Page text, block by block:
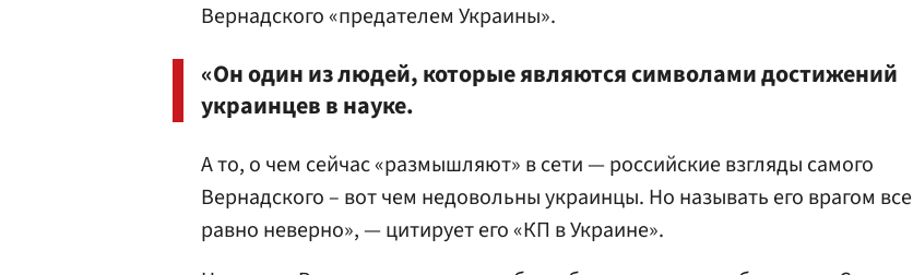
Вернадского «предателем Украины».
«Он один из людей, которые являются символами достижений
украинцев в науке.
А то, о чем сейчас «размышляют» в сети — российские взгляды самого
Вернадского – вот чем недовольны украинцы. Но называть его врагом все
равно неверно», — цитирует его «КП в Украине».